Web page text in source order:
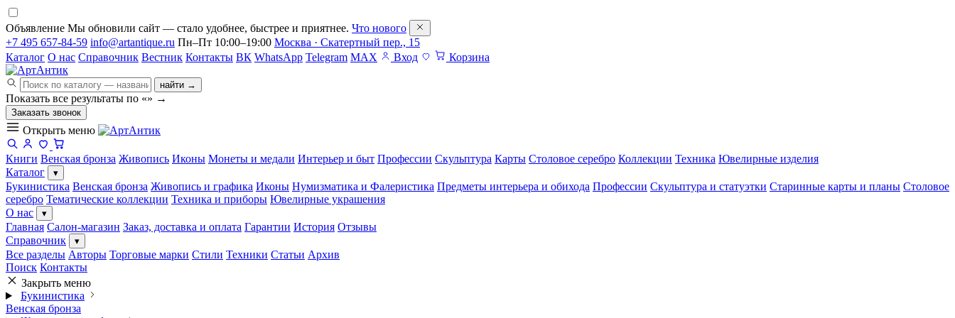
Объявление Мы обновили сайт — стало удобнее, быстрее и приятнее. Что нового
+7 495 657-84-59 info@artantique.ru Пн–Пт 10:00–19:00 Москва · Скатертный пер., 15
Каталог О нас Справочник Вестник Контакты ВК WhatsApp Telegram MAX Вход Корзина
найти →
Показать все результаты по «» →
Заказать звонок
Открыть меню
Книги Венская бронза Живопись Иконы Монеты и медали Интерьер и быт Профессии Скульптура Карты Столовое серебро Коллекции Техника Ювелирные изделия
Каталог
▾
Букинистика Венская бронза Живопись и графика Иконы Нумизматика и Фалеристика Предметы интерьера и обихода Профессии Скульптура и статуэтки Старинные карты и планы Столовое
серебро Тематические коллекции Техника и приборы Ювелирные украшения
О нас
▾
Главная Салон-магазин Заказ, доставка и оплата Гарантии История Отзывы
Справочник
▾
Все разделы Авторы Торговые марки Стили Техники Статьи Архив
Поиск Контакты
Закрыть меню
Букинистика
Венская бронза